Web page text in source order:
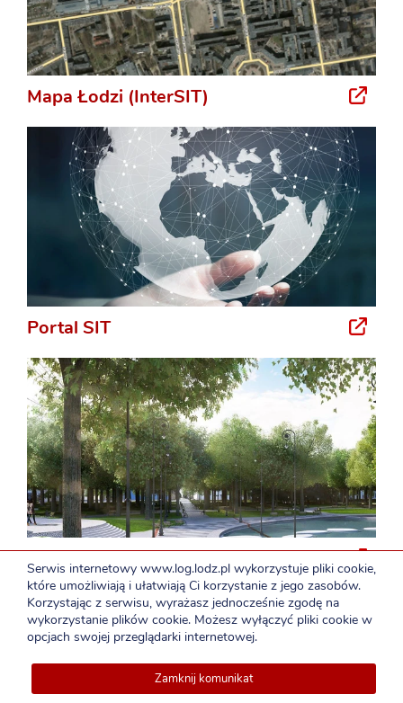
ŁOG: 42 272-68-86
Mapa Łodzi (InterSIT)
Portal SIT
Rewitalizacja
Deklaracja dostępności
Serwis internetowy www.log.lodz.pl wykorzystuje pliki cookie,
które umożliwiają i ułatwiają Ci korzystanie z jego zasobów.
Korzystając z serwisu, wyrażasz jednocześnie zgodę na
wykorzystanie plików cookie. Możesz wyłączyć pliki cookie w
opcjach swojej przeglądarki internetowej.
Zamknij komunikat